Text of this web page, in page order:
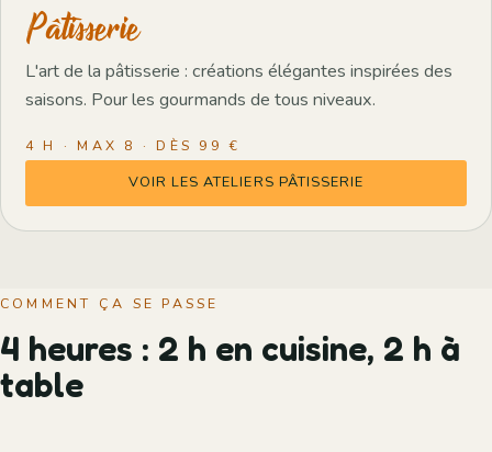
Pâtisserie
L'art de la pâtisserie : créations élégantes inspirées des
saisons. Pour les gourmands de tous niveaux.
4 H · MAX 8 · DÈS 99 €
VOIR LES ATELIERS PÂTISSERIE
COMMENT ÇA SE PASSE
4 heures : 2 h en cuisine, 2 h à
table